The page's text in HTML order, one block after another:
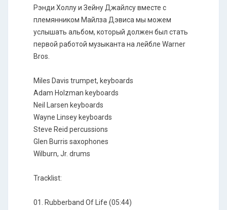
Рэнди Холлу и Зейну Джайлсу вместе с
племянником Майлза Дэвиса мы можем
услышать альбом, который должен был стать
первой работой музыканта на лейбле Warner
Bros.
Miles Davis trumpet, keyboards
Adam Holzman keyboards
Neil Larsen keyboards
Wayne Linsey keyboards
Steve Reid percussions
Glen Burris saxophones
Wilburn, Jr. drums
Tracklist:
01. Rubberband Of Life (05:44)